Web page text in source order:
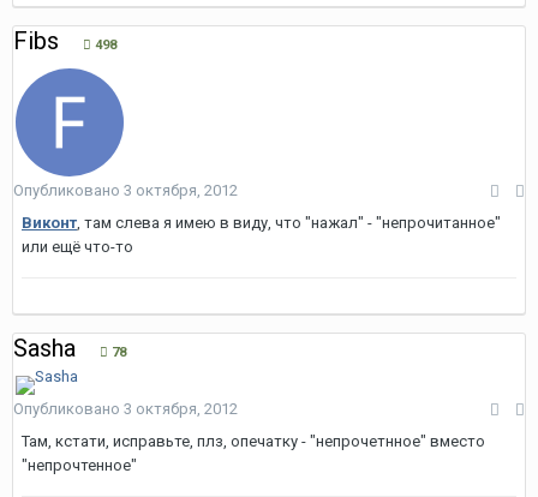
Fibs 498
Опубликовано 3 октября, 2012
Виконт, там слева я имею в виду, что "нажал" - "непрочитанное"
или ещё что-то
Sasha 78
Опубликовано 3 октября, 2012
Там, кстати, исправьте, плз, опечатку - "непрочетнное" вместо
"непрочтенное"